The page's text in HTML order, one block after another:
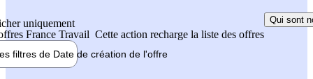
uniquement
France Travail Cette action recharge la liste des offres
Qui sont
filtres de Date de création de l'offre